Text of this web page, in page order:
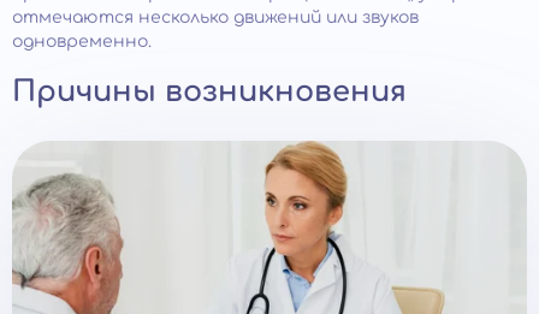
отмечаются несколько движений или звуков
одновременно.
Причины возникновения